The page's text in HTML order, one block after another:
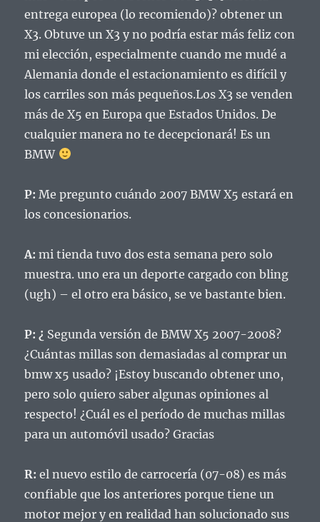
entrega europea (lo recomiendo)? obtener un
X3. Obtuve un X3 y no podría estar más feliz con
mi elección, especialmente cuando me mudé a
Alemania donde el estacionamiento es difícil y
los carriles son más pequeños.Los X3 se venden
más de X5 en Europa que Estados Unidos. De
cualquier manera no te decepcionará! Es un
BMW
P: Me pregunto cuándo 2007 BMW X5 estará en
los concesionarios.
A: mi tienda tuvo dos esta semana pero solo
muestra. uno era un deporte cargado con bling
(ugh) – el otro era básico, se ve bastante bien.
P: ¿ Segunda versión de BMW X5 2007-2008?
¿Cuántas millas son demasiadas al comprar un
bmw x5 usado? ¡Estoy buscando obtener uno,
pero solo quiero saber algunas opiniones al
respecto! ¿Cuál es el período de muchas millas
para un automóvil usado? Gracias
R: el nuevo estilo de carrocería (07-08) es más
confiable que los anteriores porque tiene un
motor mejor y en realidad han solucionado sus